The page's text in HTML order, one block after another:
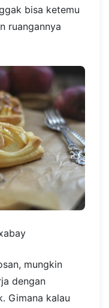
bisa ketemu
ruangannya
mungkin
dengan
Gimana kalau